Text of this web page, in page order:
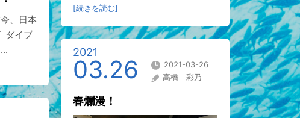
[続きを読む]
、日本
ダイブ
2021
03.26
2021-03-26
高橋 彩乃
春爛漫！